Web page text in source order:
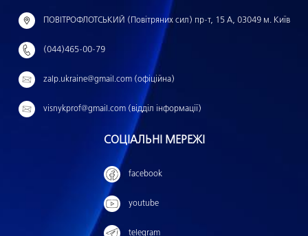
й
:
ПОВІТРОФЛОТСЬКИЙ (Повітряних сил) пр-т, 15 А, 03049 м. Київ
(044)465-00-79
zalp.ukraine@gmail.com (офіційна)
visnykprof@gmail.com (відділ інформації)
СОЦІАЛЬНІ МЕРЕЖІ
facebook
youtube
telegram